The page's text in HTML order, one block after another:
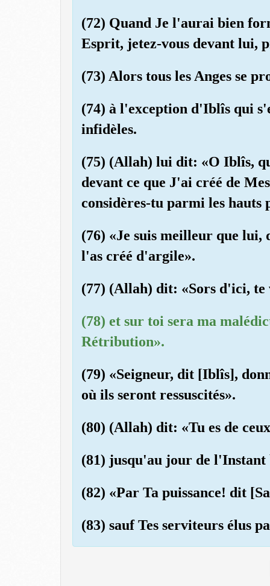
(72) Quand Je l'aurai bien
Esprit, jetez-vous devant lui,
(73) Alors tous les Anges se
(74) à l'exception d'Iblîs qui
infidèles.
(75) (Allah) lui dit: «O Iblîs,
devant ce que J'ai créé de
considères-tu parmi les hauts
(76) «Je suis meilleur que
l'as créé d'argile».
(77) (Allah) dit: «Sors d'ici,
(78) et sur toi sera ma
Rétribution».
(79) «Seigneur, dit [Iblîs],
où ils seront ressuscités».
(80) (Allah) dit: «Tu es de
(81) jusqu'au jour de l'Instant
(82) «Par Ta puissance! dit
(83) sauf Tes serviteurs élus